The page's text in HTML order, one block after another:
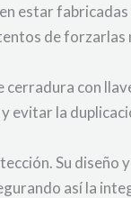
estar fabricadas
de
cerradura con
evitar la
Su diseño y
así la